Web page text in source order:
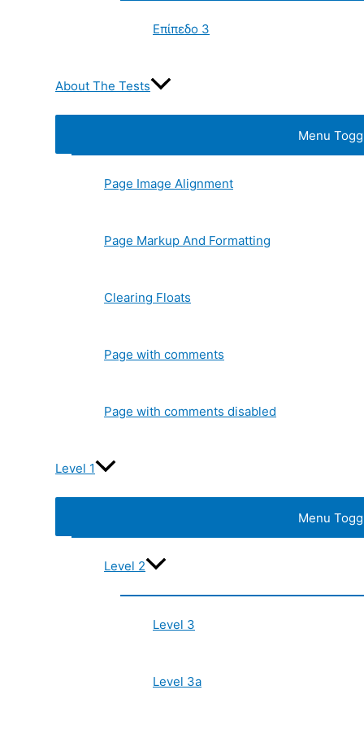
Επίπεδο 3
About The Tests
Menu
Page Image Alignment
Page Markup And Formatting
Clearing Floats
Page with comments
Page with comments disabled
Level 1
Menu
Level 2
Level 3
Level 3a